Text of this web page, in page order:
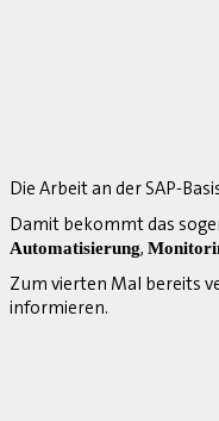
Die Arbeit an der SAP-
Damit bekommt das
Automatisierung,
Zum vierten Mal bereits
informieren.